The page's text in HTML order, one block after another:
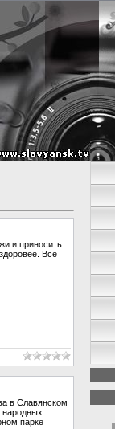
и приносить
Все
в Славянском
народных
парке